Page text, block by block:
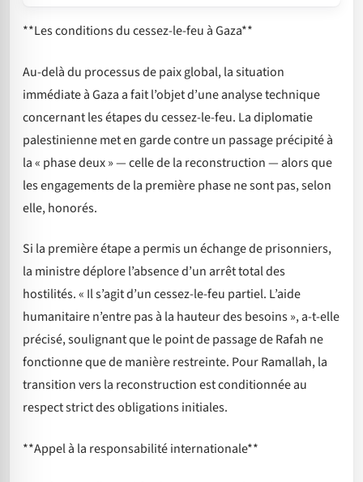
**Les conditions du cessez-le-feu à Gaza**
Au-delà du processus de paix global, la situation
immédiate à Gaza a fait l’objet d’une analyse technique
concernant les étapes du cessez-le-feu. La diplomatie
palestinienne met en garde contre un passage précipité à
la « phase deux » — celle de la reconstruction — alors que
les engagements de la première phase ne sont pas, selon
elle, honorés.
Si la première étape a permis un échange de prisonniers,
la ministre déplore l’absence d’un arrêt total des
hostilités. « Il s’agit d’un cessez-le-feu partiel. L’aide
humanitaire n’entre pas à la hauteur des besoins », a-t-elle
précisé, soulignant que le point de passage de Rafah ne
fonctionne que de manière restreinte. Pour Ramallah, la
transition vers la reconstruction est conditionnée au
respect strict des obligations initiales.
**Appel à la responsabilité internationale**